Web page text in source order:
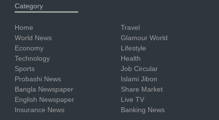
Category
Home
World News
Economy
Technology
Sports
Probashi News
Bangla Newspaper
English Newspaper
Insurance News
Travel
Glamour World
Lifestyle
Health
Job Circular
Islami Jibon
Share Market
Live TV
Banking News